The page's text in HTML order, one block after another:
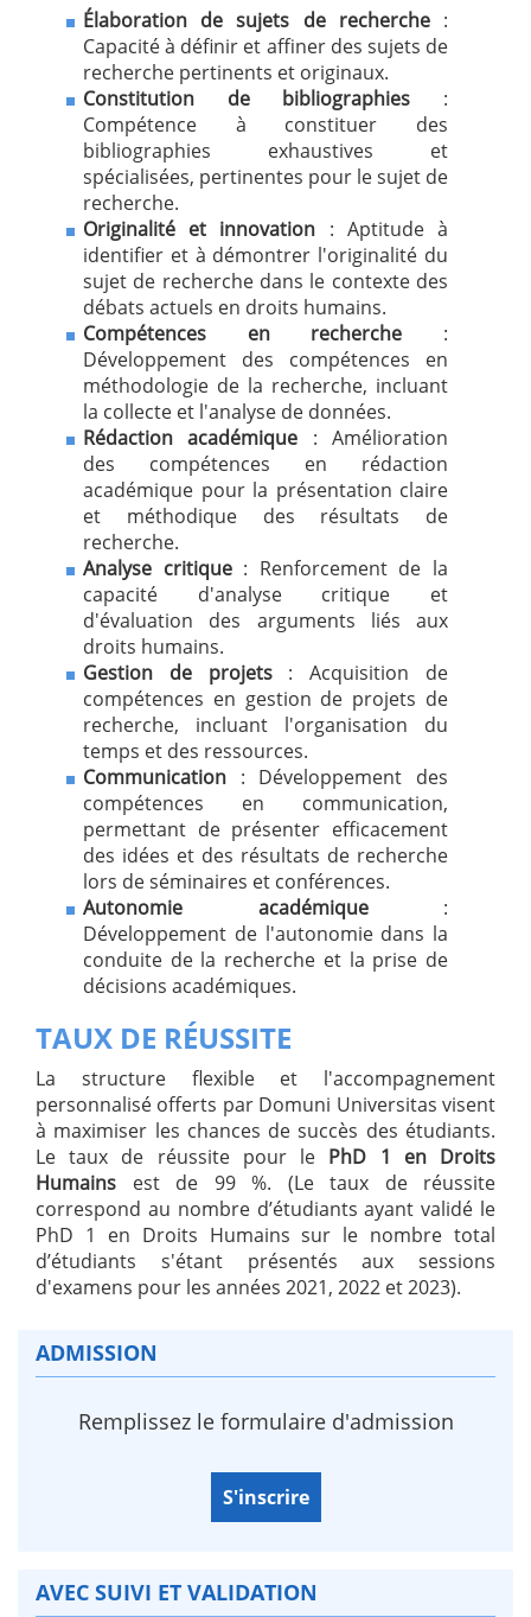
Élaboration de sujets de recherche:
Capacité à définir et affiner des sujets de
recherche pertinents et originaux.
Constitution de bibliographies :
Compétence à constituer des
bibliographies exhaustives et
spécialisées, pertinentes pour le sujet de
recherche.
Originalité et innovation : Aptitude à
identifier et à démontrer l'originalité du
sujet de recherche dans le contexte des
débats actuels en droits humains.
Compétences en recherche :
Développement des compétences en
méthodologie de la recherche, incluant
la collecte et l'analyse de données.
Rédaction académique : Amélioration
des compétences en rédaction
académique pour la présentation claire
et méthodique des résultats de
recherche.
Analyse critique: Renforcement de la
capacité d'analyse critique et
d'évaluation des arguments liés aux
droits humains.
Gestion de projets: Acquisition de
compétences en gestion de projets de
recherche, incluant l'organisation du
temps et des ressources.
Communication : Développement des
compétences en communication,
permettant de présenter efficacement
des idées et des résultats de recherche
lors de séminaires et conférences.
Autonomie académique:
Développement de l'autonomie dans la
conduite de la recherche et la prise de
décisions académiques.
TAUX DE RÉUSSITE
La structure flexible et l'accompagnement
personnalisé offerts par Domuni Universitas visent
à maximiser les chances de succès des étudiants.
Le taux de réussite pour le PhD 1 en Droits
Humains est de 99 %. (Le taux de réussite
correspond au nombre d’étudiants ayant validé le
PhD 1 en Droits Humains sur le nombre total
d’étudiants s'étant présentés aux sessions
d'examens pour les années 2021, 2022 et 2023).
ADMISSION
Remplissez le formulaire d'admission
S'inscrire
AVEC SUIVI ET VALIDATION